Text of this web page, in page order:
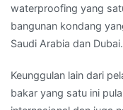
waterproofing yang
bangunan kondang
Saudi Arabia dan Dubai.
Keunggulan lain dari
bakar yang satu ini